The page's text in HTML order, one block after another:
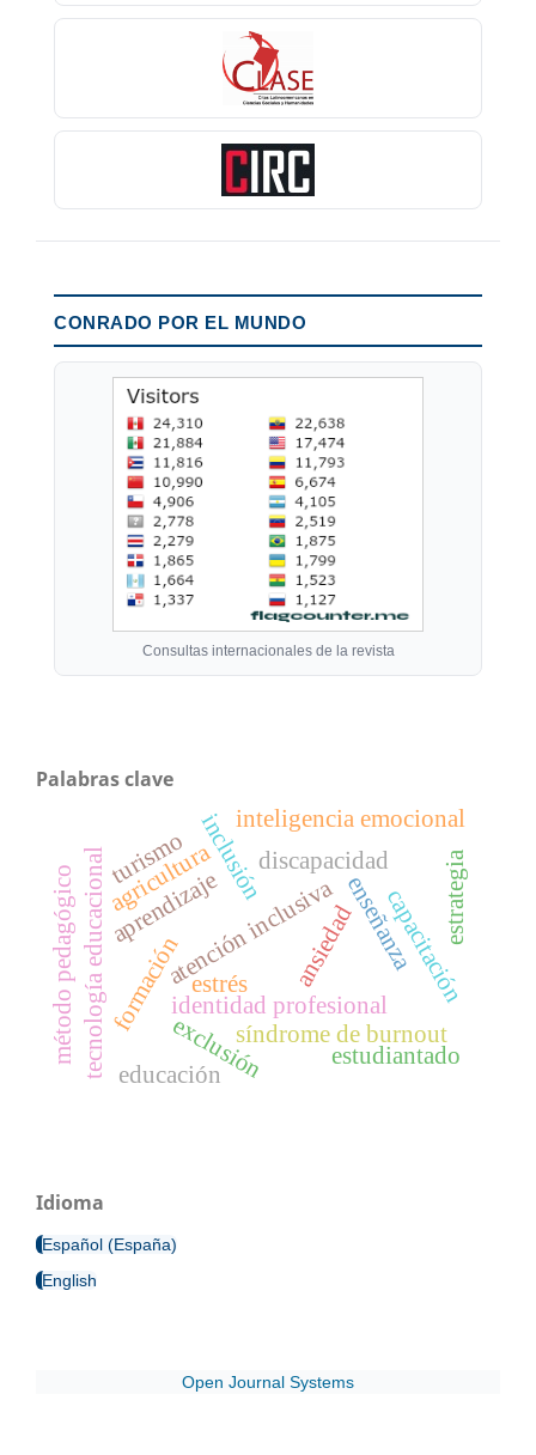
CONRADO POR EL MUNDO
Consultas internacionales de la revista
Palabras clave
formaciónatención inclusiva
identidad profesional
enseñanza
aprendizaje
inclusión
exclusión
discapacidad
capacitación
tecnología educacional estrés ansiedad
síndrome de burnout
método pedagógico agricultura
turismo
inteligencia emocional
educación
estrategia
estudiantado
Idioma
Español (España)
English
Open Journal Systems